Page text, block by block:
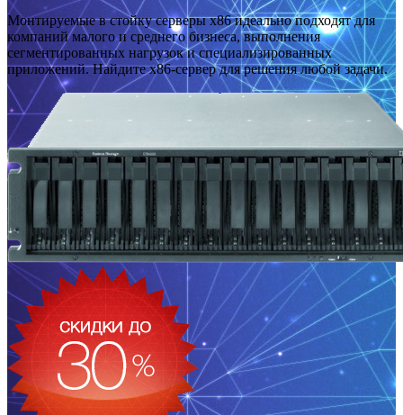
Монтируемые в стойку серверы x86 идеально подходят для
компаний малого и среднего бизнеса, выполнения
сегментированных нагрузок и специализированных
приложений. Найдите x86-сервер для решения любой задачи.